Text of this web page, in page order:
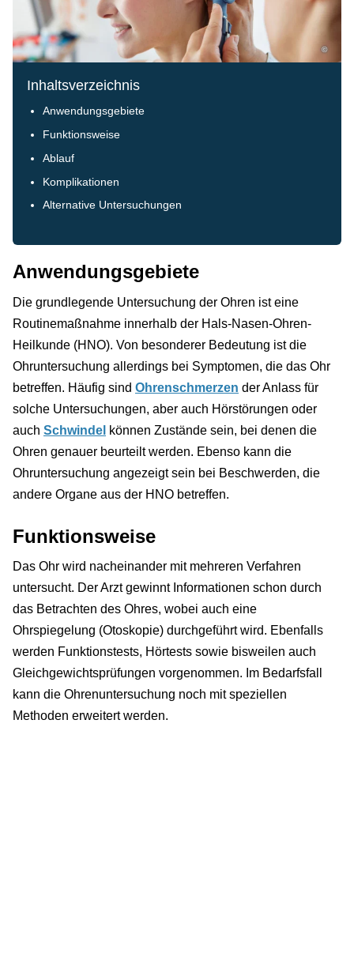
©
Inhaltsverzeichnis
Anwendungsgebiete
Funktionsweise
Ablauf
Komplikationen
Alternative Untersuchungen
Anwendungsgebiete
Die grundlegende Untersuchung der Ohren ist eine
Routinemaßnahme innerhalb der Hals-Nasen-Ohren-
Heilkunde (HNO). Von besonderer Bedeutung ist die
Ohruntersuchung allerdings bei Symptomen, die das Ohr
betreffen. Häufig sind Ohrenschmerzen der Anlass für
solche Untersuchungen, aber auch Hörstörungen oder
auch Schwindel können Zustände sein, bei denen die
Ohren genauer beurteilt werden. Ebenso kann die
Ohruntersuchung angezeigt sein bei Beschwerden, die
andere Organe aus der HNO betreffen.
Funktionsweise
Das Ohr wird nacheinander mit mehreren Verfahren
untersucht. Der Arzt gewinnt Informationen schon durch
das Betrachten des Ohres, wobei auch eine
Ohrspiegelung (Otoskopie) durchgeführt wird. Ebenfalls
werden Funktionstests, Hörtests sowie bisweilen auch
Gleichgewichtsprüfungen vorgenommen. Im Bedarfsfall
kann die Ohrenuntersuchung noch mit speziellen
Methoden erweitert werden.